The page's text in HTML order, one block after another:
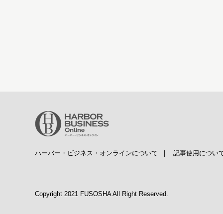
ハーバー・ビジネス・オンラインについて 記事使用につい
Copyright 2021 FUSOSHA All Right Reserved.